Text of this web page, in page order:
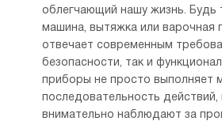
облегчающий нашу жизнь. Будь
машина, вытяжка или варочная
отвечает современным
безопасности, так и
приборы не просто выполняет
последовательность действий,
внимательно наблюдают за